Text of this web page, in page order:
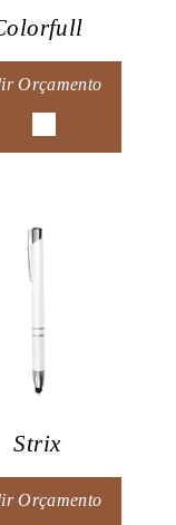
Orçamento
Strix
Orçamento